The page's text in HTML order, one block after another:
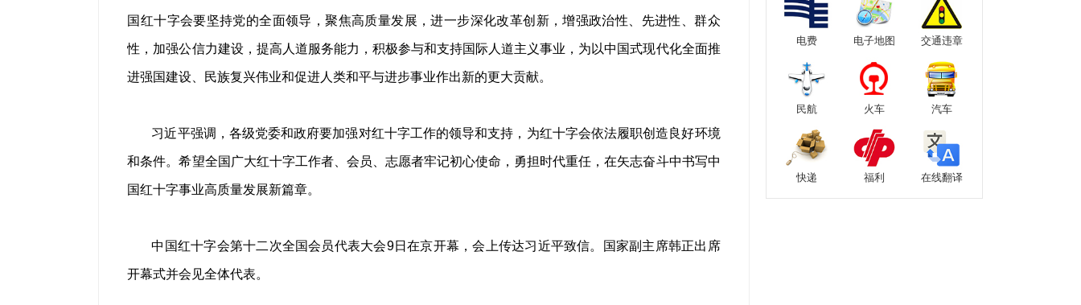
国红十字会要坚持党的全面领导，聚焦高质量发展，进一步深化改革创新，增强政治性、先进性、群众
性，加强公信力建设，提高人道服务能力，积极参与和支持国际人道主义事业，为以中国式现代化全面推
进强国建设、民族复兴伟业和促进人类和平与进步事业作出新的更大贡献。
习近平强调，各级党委和政府要加强对红十字工作的领导和支持，为红十字会依法履职创造良好环境
和条件。希望全国广大红十字工作者、会员、志愿者牢记初心使命，勇担时代重任，在矢志奋斗中书写中
国红十字事业高质量发展新篇章。
中国红十字会第十二次全国会员代表大会9日在京开幕，会上传达习近平致信。国家副主席韩正出席
开幕式并会见全体代表。
电费 电子地图 交通违章
民航 火车 汽车
快递 福利 在线翻译